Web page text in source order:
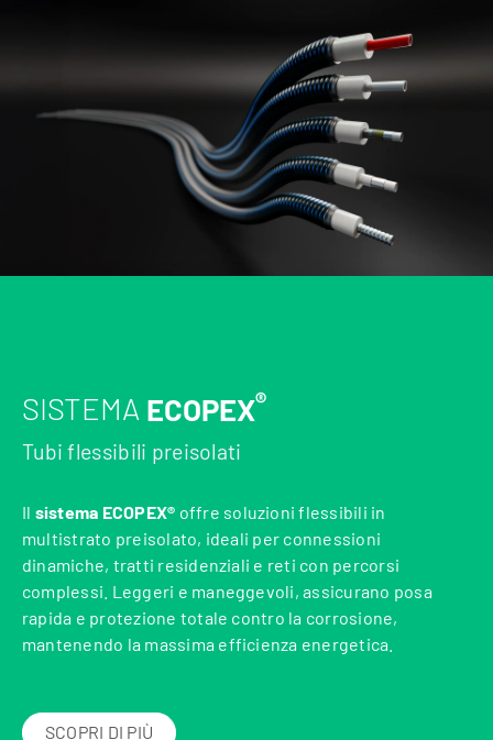
SISTEMA ECOPEX®
Tubi flessibili preisolati
Il sistema ECOPEX® offre soluzioni flessibili in
multistrato preisolato, ideali per connessioni
dinamiche, tratti residenziali e reti con percorsi
complessi. Leggeri e maneggevoli, assicurano posa
rapida e protezione totale contro la corrosione,
mantenendo la massima efficienza energetica.
SCOPRI DI PIÙ